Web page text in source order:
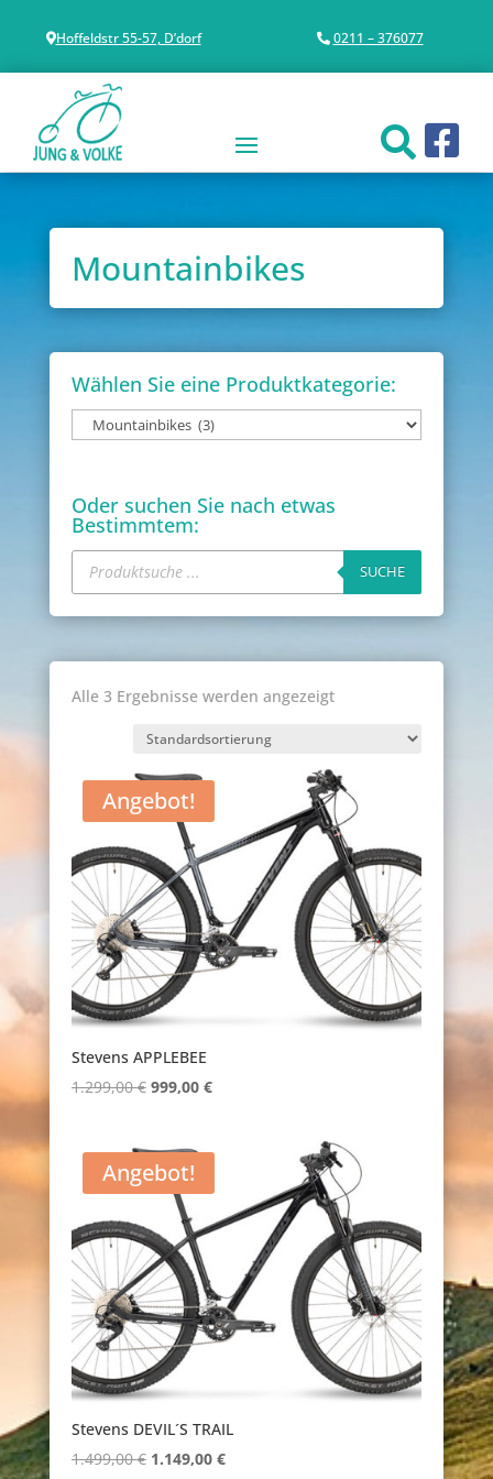
Hoffeldstr 55-57, D’dorf 0211 – 376077
Mountainbikes
Wählen Sie eine Produktkategorie:
Oder suchen Sie nach etwas
Bestimmtem:
Products
search SUCHE
Alle 3 Ergebnisse werden angezeigt
Angebot!
Stevens APPLEBEE
1.299,00€ Ursprünglicher
1.299,00 €
999,00 €Aktueller
Angebot!
Stevens DEVIL´S TRAIL
1.499,00€ Ursprünglicher
1.149,00 €Aktueller